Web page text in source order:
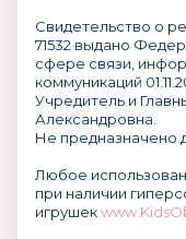
Свидетельство о
71532 выдано
сфере связи,
коммуникаций
Учредитель и
Александровна.
Не предназначено
Любое
при наличии
игрушек